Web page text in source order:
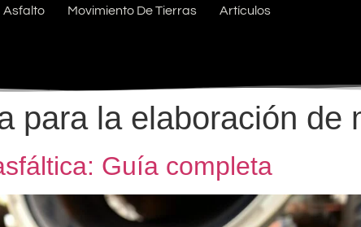
Asfalto Movimiento De Tierras Artículos
para la elaboración de
Guía completa